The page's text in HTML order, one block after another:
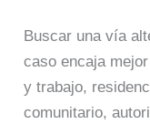
Buscar una vía
caso encaja
y trabajo,
comunitario,